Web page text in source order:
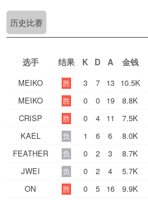
历史比赛
选手 结果 K D A 金钱
MEIKO 胜 3 7 13 10.5K
MEIKO
胜 0 0 19
8.8K
CRISP
胜 0 4 11
7.5K
KAEL
负 1 6 6
8.0K
FEATHER
负 0 2 3
8.7K
JWEI
负 0 2 4
5.7K
ON
胜 0 5 16
9.9K